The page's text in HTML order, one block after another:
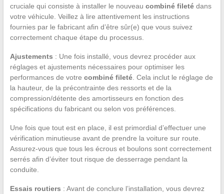
cruciale qui consiste à installer le nouveau combiné filetédans
votre véhicule. Veillez à lire attentivement les instructions
fournies par le fabricant afin d’être sûr(e) que vous suivez
correctement chaque étape du processus.
Ajustements : Une fois installé, vous devrez procéder aux
réglages et ajustements nécessaires pour optimiser les
performances de votre combiné fileté. Cela inclut le réglage de
la hauteur, de la précontrainte des ressorts et de la
compression/détente des amortisseurs en fonction des
spécifications du fabricant ou selon vos préférences.
Une fois que tout est en place, il est primordial d’effectuer une
vérification minutieuse avant de prendre la voiture sur route.
Assurez-vous que tous les écrous et boulons sont correctement
serrés afin d’éviter tout risque de desserrage pendant la
conduite.
Essais routiers : Avant de conclure l’installation, vous devrez